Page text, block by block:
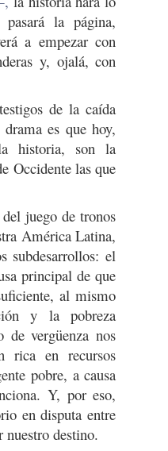
la página,
a empezar con
y, ojalá, con
de la caída
es que hoy,
historia, son la
Occidente las que
del juego de tronos
América Latina,
subdesarrollos: el
principal de que
al mismo
y la pobreza
de vergüenza nos
rica en recursos
pobre, a causa
Y, por eso,
en disputa entre
nuestro destino.